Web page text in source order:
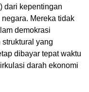
dari kepentingan
Mereka tidak
demokrasi
yang
dibayar tepat waktu
darah ekonomi